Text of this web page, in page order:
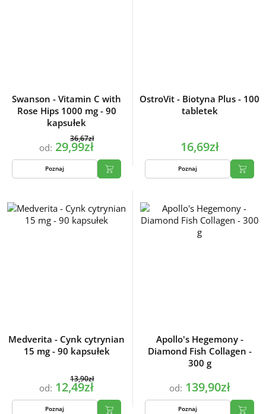
Swanson - Vitamin C with
Rose Hips 1000 mg - 90
kapsułek
od:
36,67zł
29,99zł
Poznaj
OstroVit - Biotyna Plus - 100
tabletek
16,69zł
Poznaj
Medverita - Cynk cytrynian
15 mg - 90 kapsułek
od:
13,90zł
12,49zł
Poznaj
Apollo's Hegemony -
Diamond Fish Collagen -
300 g
od: 139,90zł
Poznaj